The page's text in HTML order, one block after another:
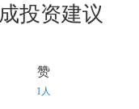
投资建议
赞
1人